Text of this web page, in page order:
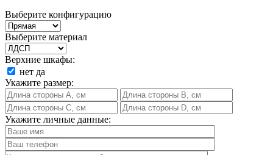
Выберите конфигурацию
Выберите материал
Верхние шкафы:
нет да
Укажите размер:
Укажите личные данные: